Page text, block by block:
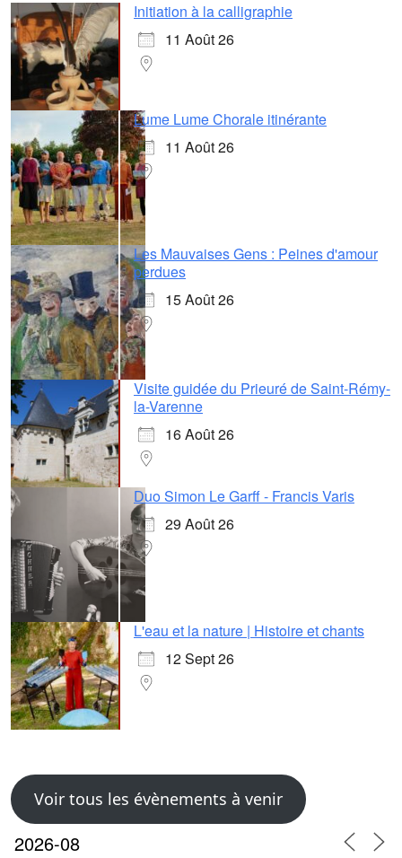
Initiation à la calligraphie
11 Août 26
Lume Lume Chorale itinérante
11 Août 26
Les Mauvaises Gens : Peines d'amour
perdues
15 Août 26
Visite guidée du Prieuré de Saint-Rémy-
la-Varenne
16 Août 26
Duo Simon Le Garff - Francis Varis
29 Août 26
L'eau et la nature | Histoire et chants
12 Sept 26
Voir tous les évènements à venir